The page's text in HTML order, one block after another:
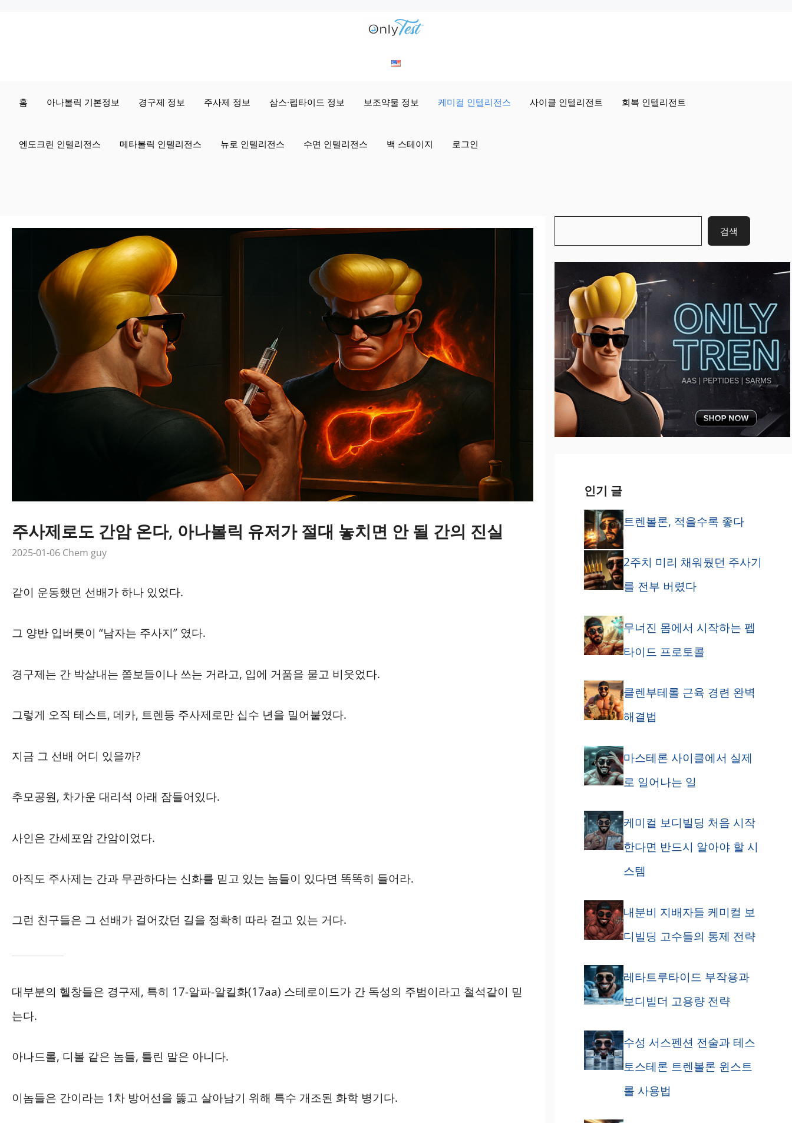
홈 아나볼릭 기본정보 경구제 정보 주사제 정보 삼스·펩타이드 정보 보조약물 정보 케미컬 인텔리전스 사이클 인텔리전트 회복 인텔리전트
엔도크린 인텔리전스 메타볼릭 인텔리전스 뉴로 인텔리전스 수면 인텔리전스 백 스테이지 로그인
주사제로도 간암 온다, 아나볼릭 유저가 절대 놓치면 안 될 간의 진실
2025-01-06 Chem guy
같이 운동했던 선배가 하나 있었다.
그 양반 입버릇이 “남자는 주사지” 였다.
경구제는 간 박살내는 쫄보들이나 쓰는 거라고, 입에 거품을 물고 비웃었다.
그렇게 오직 테스트, 데카, 트렌등 주사제로만 십수 년을 밀어붙였다.
지금 그 선배 어디 있을까?
추모공원, 차가운 대리석 아래 잠들어있다.
사인은 간세포암 간암이었다.
아직도 주사제는 간과 무관하다는 신화를 믿고 있는 놈들이 있다면 똑똑히 들어라.
그런 친구들은 그 선배가 걸어갔던 길을 정확히 따라 걷고 있는 거다.
대부분의 헬창들은 경구제, 특히 17-알파-알킬화(17aa) 스테로이드가 간 독성의 주범이라고 철석같이 믿
는다.
아나드롤, 디볼 같은 놈들, 틀린 말은 아니다.
이놈들은 간이라는 1차 방어선을 뚫고 살아남기 위해 특수 개조된 화학 병기다.
검색
인기 글
트렌볼론, 적을수록 좋다
2주치 미리 채워뒀던 주사기
를 전부 버렸다
무너진 몸에서 시작하는 펩
타이드 프로토콜
클렌부테롤 근육 경련 완벽
해결법
마스테론 사이클에서 실제
로 일어나는 일
케미컬 보디빌딩 처음 시작
한다면 반드시 알아야 할 시
스템
내분비 지배자들 케미컬 보
디빌딩 고수들의 통제 전략
레타트루타이드 부작용과
보디빌더 고용량 전략
수성 서스펜션 전술과 테스
토스테론 트렌볼론 윈스트
롤 사용법